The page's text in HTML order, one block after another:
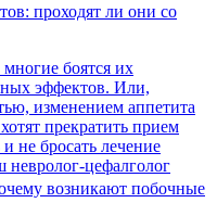
проходят ли они со
боятся их
эффектов. Или,
изменением аппетита
прекратить прием
не бросать лечение
невролог-цефалголог
возникают побочные